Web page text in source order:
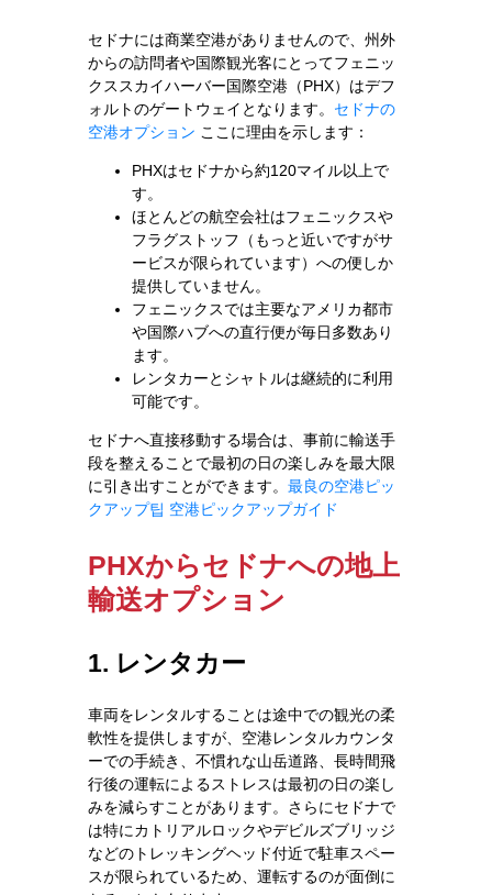
セドナには商業空港がありませんので、州外
からの訪問者や国際観光客にとってフェニッ
クススカイハーバー国際空港（PHX）はデフ
ォルトのゲートウェイとなります。 セドナの
空港オプション ここに理由を示します：
PHXはセドナから約120マイル以上で
す。
ほとんどの航空会社はフェニックスや
フラグストッフ（もっと近いですがサ
ービスが限られています）への便しか
提供していません。
フェニックスでは主要なアメリカ都市
や国際ハブへの直行便が毎日多数あり
ます。
レンタカーとシャトルは継続的に利用
可能です。
セドナへ直接移動する場合は、事前に輸送手
段を整えることで最初の日の楽しみを最大限
に引き出すことができます。 最良の空港ピッ
クアップ팁 空港ピックアップガイド
PHXからセドナへの地上
輸送オプション
1. レンタカー
車両をレンタルすることは途中での観光の柔
軟性を提供しますが、空港レンタルカウンタ
ーでの手続き、不慣れな山岳道路、長時間飛
行後の運転によるストレスは最初の日の楽し
みを減らすことがあります。さらにセドナで
は特にカトリアルロックやデビルズブリッジ
などのトレッキングヘッド付近で駐車スペー
スが限られているため、運転するのが面倒に